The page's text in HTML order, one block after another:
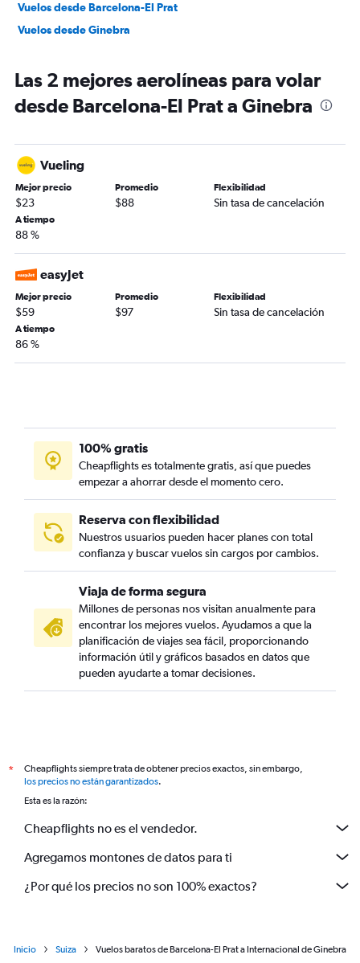
Vuelos desde Barcelona-El Prat
Vuelos desde Ginebra
Las 2 mejores aerolíneas para volar
desde Barcelona-El Prat a Ginebra
Vueling
Mejor precio
$23
Promedio
$88
Flexibilidad
Sin tasa de cancelación
A tiempo
88 %
easyJet
Mejor precio
$59
Promedio
$97
Flexibilidad
Sin tasa de cancelación
A tiempo
86 %
100% gratis
Cheapflights es totalmente gratis, así que puedes
empezar a ahorrar desde el momento cero.
Reserva con flexibilidad
Nuestros usuarios pueden hacer planes con total
confianza y buscar vuelos sin cargos por cambios.
Viaja de forma segura
Millones de personas nos visitan anualmente para
encontrar los mejores vuelos. Ayudamos a que la
planificación de viajes sea fácil, proporcionando
información útil y gráficos basados en datos que
pueden ayudarte a tomar decisiones.
*
Cheapflights siempre trata de obtener precios exactos, sin embargo,
los precios no están garantizados.
Esta es la razón:
Cheapflights no es el vendedor.
Agregamos montones de datos para ti
¿Por qué los precios no son 100% exactos?
Inicio Suiza Vuelos baratos de Barcelona-El Prat a Internacional de Ginebra